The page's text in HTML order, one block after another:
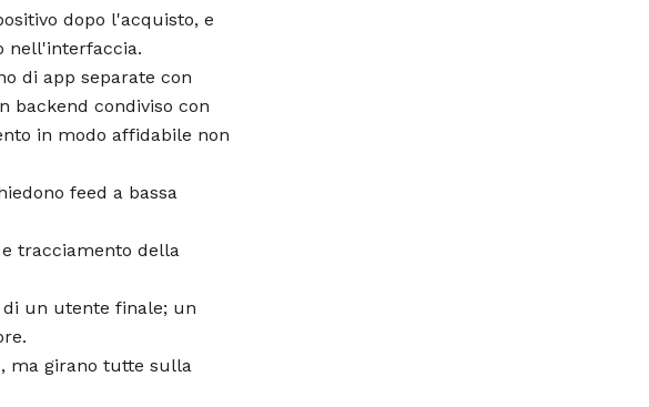
dopo l'acquisto, e
nell'interfaccia.
di app separate con
backend condiviso con
in modo affidabile non
feed a bassa
tracciamento della
un utente finale; un
ma girano tutte sulla